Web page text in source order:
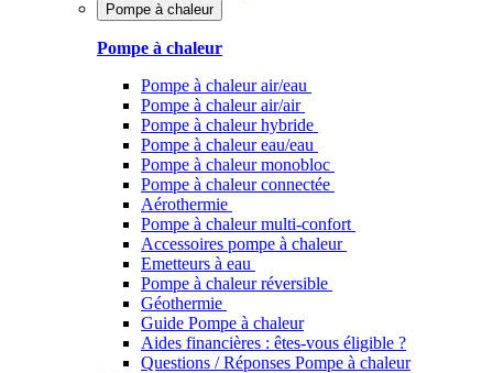
Pompe à chaleur
Pompe à chaleur
Pompe à chaleur air/eau
Pompe à chaleur air/air
Pompe à chaleur hybride
Pompe à chaleur​ eau/eau
Pompe à chaleur monobloc
Pompe à chaleur connectée
Aérothermie
Pompe à chaleur multi-confort
Accessoires pompe à chaleur
Emetteurs à eau
Pompe à chaleur réversible
Géothermie
Guide Pompe à chaleur
Aides financières : êtes-vous éligible ?
Questions / Réponses Pompe à chaleur